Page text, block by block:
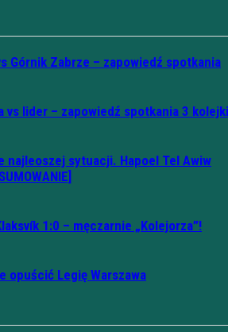
Górnik Zabrze – zapowiedź spotkania
vs lider – zapowiedź spotkania 3 kolejki
najleoszej sytuacji. Hapoel Tel Awiw
1:0 – męczarnie „Kolejorza”!
opuścić Legię Warszawa